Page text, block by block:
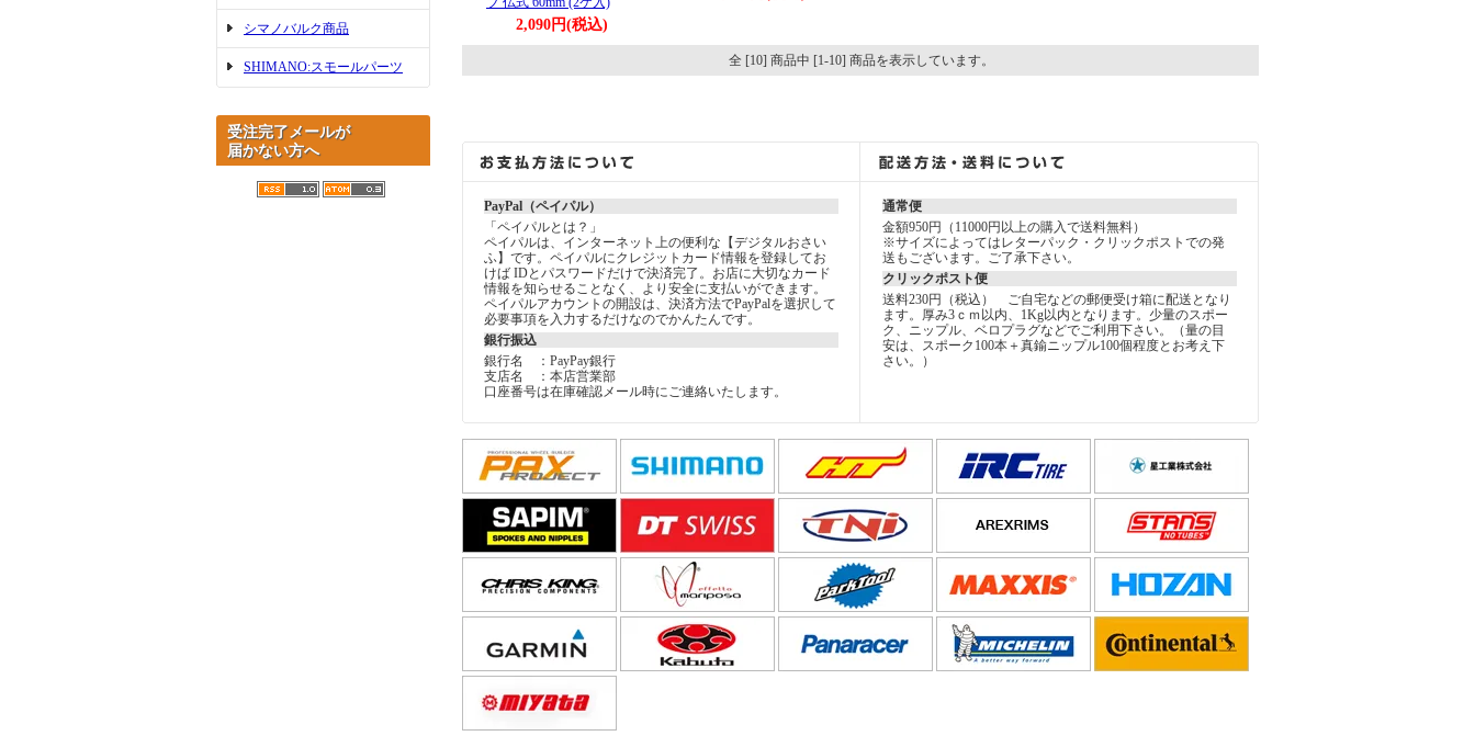
シマノバルク商品
SHIMANO:スモールパーツ
受注完了メールが
届かない方へ
2,090円(税込)
全 [10] 商品中 [1-10] 商品を表示しています。
PayPal（ペイパル）
「ペイパルとは？」
ペイパルは、インターネット上の便利な【デジタルおさい
ふ】です。ペイパルにクレジットカード情報を登録してお
けば IDとパスワードだけで決済完了。お店に大切なカード
情報を知らせることなく、より安全に支払いができます。
ペイパルアカウントの開設は、決済方法でPayPalを選択して
必要事項を入力するだけなのでかんたんです。
銀行振込
銀行名 ：PayPay銀行
支店名 ：本店営業部
口座番号は在庫確認メール時にご連絡いたします。
通常便
金額950円（11000円以上の購入で送料無料）
※サイズによってはレターパック・クリックポストでの発
送もございます。ご了承下さい。
クリックポスト便
送料230円（税込） ご自宅などの郵便受け箱に配送となり
ます。厚み3ｃｍ以内、1Kg以内となります。少量のスポー
ク、ニップル、ベロプラグなどでご利用下さい。（量の目
安は、スポーク100本＋真鍮ニップル100個程度とお考え下
さい。）